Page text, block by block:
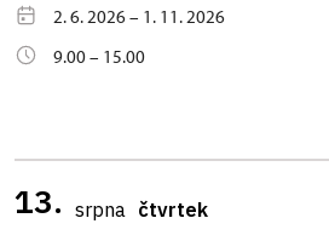
2. 6. 2026 – 1. 11. 2026
9.00 – 15.00
13. srpna čtvrtek